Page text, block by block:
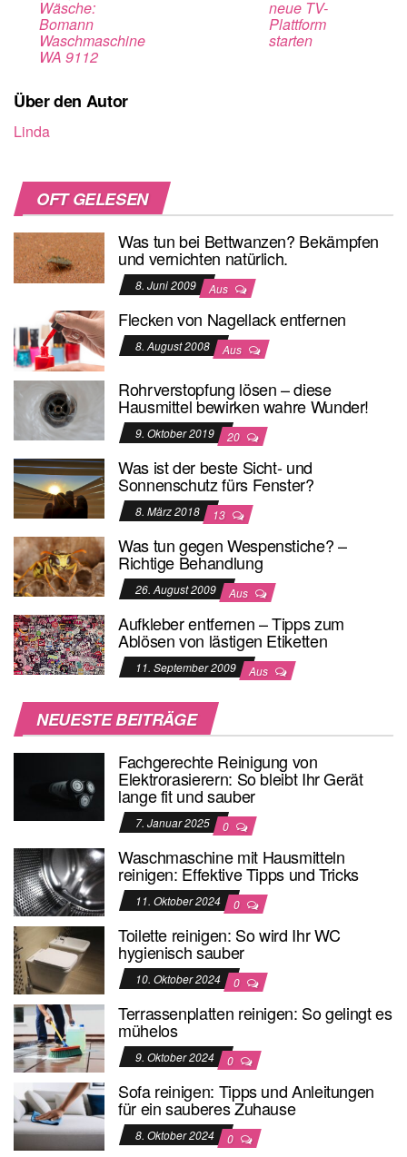
Wäsche:
Bomann
Waschmaschine
WA 9112
neue TV-
Plattform
starten
Über den Autor
Linda
OFT GELESEN
Was tun bei Bettwanzen? Bekämpfen
und vernichten natürlich.
8. Juni 2009 Aus
Flecken von Nagellack entfernen
8. August 2008 Aus
Rohrverstopfung lösen – diese
Hausmittel bewirken wahre Wunder!
9. Oktober 2019 20
Was ist der beste Sicht- und
Sonnenschutz fürs Fenster?
8. März 2018 13
Was tun gegen Wespenstiche? –
Richtige Behandlung
26. August 2009 Aus
Aufkleber entfernen – Tipps zum
Ablösen von lästigen Etiketten
11. September 2009 Aus
NEUESTE BEITRÄGE
Fachgerechte Reinigung von
Elektrorasierern: So bleibt Ihr Gerät
lange fit und sauber
7. Januar 2025 0
Waschmaschine mit Hausmitteln
reinigen: Effektive Tipps und Tricks
11. Oktober 2024 0
Toilette reinigen: So wird Ihr WC
hygienisch sauber
10. Oktober 2024 0
Terrassenplatten reinigen: So gelingt es
mühelos
9. Oktober 2024 0
Sofa reinigen: Tipps und Anleitungen
für ein sauberes Zuhause
8. Oktober 2024 0